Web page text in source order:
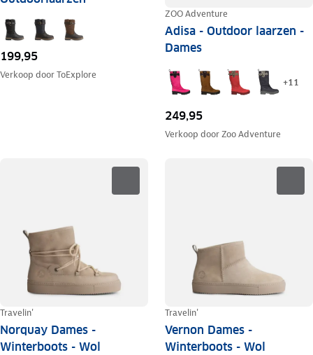
199,95
Verkoop doorToExplore
ZOO Adventure
Adisa - Outdoor laarzen -
Dames
+11
249,95
Verkoop doorZoo Adventure
Travelin'
Norquay Dames -
Winterboots - Wol
Travelin'
Vernon Dames -
Winterboots - Wol